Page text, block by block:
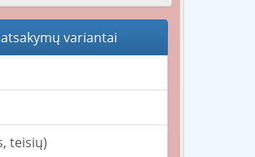
variantai
teisių)